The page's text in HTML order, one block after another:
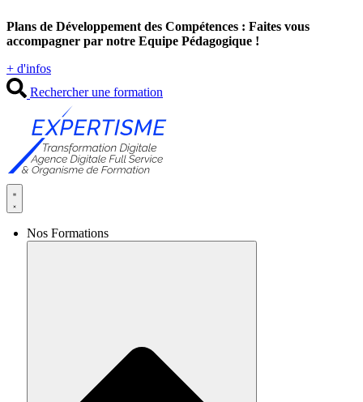
au
contenu
Plans de Développement des Compétences : Faites vous
accompagner par notre Equipe Pédagogique !
+ d'infos
Rechercher une formation
Nos Formations